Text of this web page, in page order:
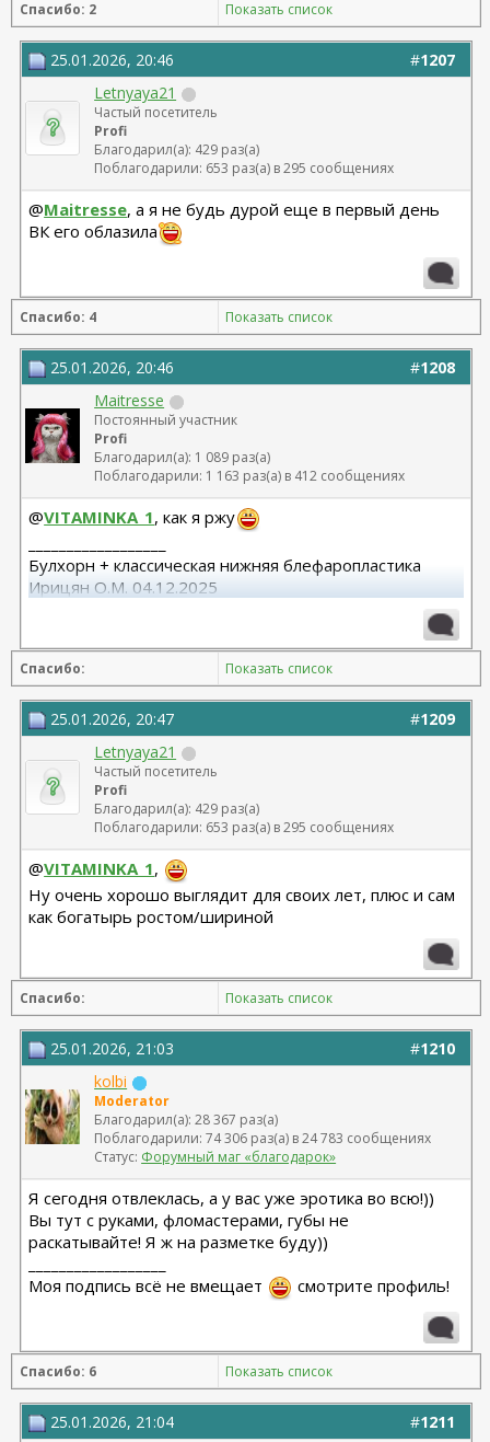
Липосакция подбородка 18.12.2023
Спасибо: 2 Показать список
#1207
25.01.2026, 20:46
Letnyaya21
Частый посетитель
Profi
Благодарил(а): 429 раз(а)
Поблагодарили: 653 раз(а) в 295 сообщениях
@Maitresse, а я не будь дурой еще в первый день
ВК его облазила
Спасибо: 4 Показать список
#1208
25.01.2026, 20:46
Maitresse
Постоянный участник
Profi
Благодарил(а): 1 089 раз(а)
Поблагодарили: 1 163 раз(а) в 412 сообщениях
@VITAMINKA_1, как я ржу
Булхорн + классическая нижняя блефаропластика
Ирицян О.М. 04.12.2025
Расширенная абдоминопластика + липосакция 360 +
липофилинг средней трети лица Назоев К.В.
22.04.2026
Спасибо: Показать список
#1209
25.01.2026, 20:47
Letnyaya21
Частый посетитель
Profi
Благодарил(а): 429 раз(а)
Поблагодарили: 653 раз(а) в 295 сообщениях
@VITAMINKA_1,
Ну очень хорошо выглядит для своих лет, плюс и сам
как богатырь ростом/шириной
Спасибо: Показать список
#1210
25.01.2026, 21:03
kolbi
Moderator
Благодарил(а): 28 367 раз(а)
Поблагодарили: 74 306 раз(а) в 24 783 сообщениях
Статус: Форумный маг «благодарок»
Я сегодня отвлеклась, а у вас уже эротика во всю!))
Вы тут с руками, фломастерами, губы не
раскатывайте! Я ж на разметке буду))
Моя подпись всё не вмещает
смотрите профиль!
Спасибо: 6 Показать список
#1211
25.01.2026, 21:04